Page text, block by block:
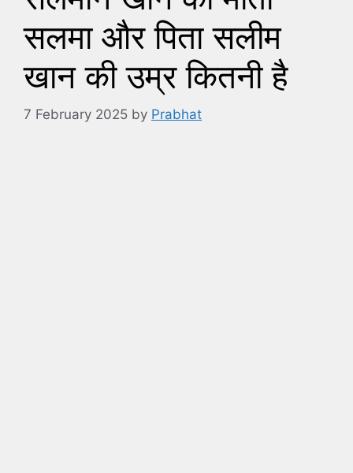
सलमा और पिता सलीम
खान की उम्र कितनी है
7 February 2025 by Prabhat